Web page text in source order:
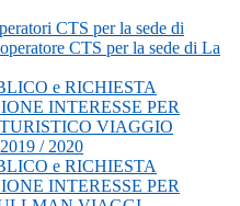
CTS per la sede di
CTS per la sede di La
e RICHIESTA
INTERESSE PER
VIAGGIO
/ 2020
e RICHIESTA
INTERESSE PER